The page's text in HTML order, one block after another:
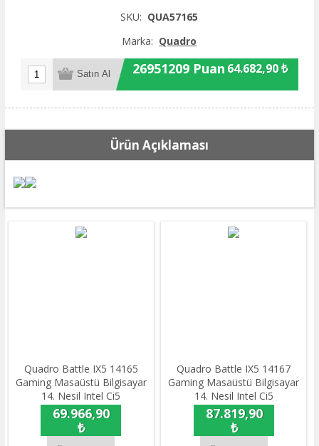
SKU: QUA57165
Marka: Quadro
26951209 Puan 64.682,90 ₺
Ürün Açıklaması
Quadro Battle IX5 14165
Gaming Masaüstü Bilgisayar
14. Nesil Intel Ci5
14400F/16gb DDR5 / 512GB
NVME M.2 SSD / 8GB Nvidia
RTX5060 / Freedos
69.966,90
₺
Quadro Battle IX5 14167
Gaming Masaüstü Bilgisayar
14. Nesil Intel Ci5
14400F/16gb DDR5/512GB
NVME M.2 SSD /16GB Nvidia
RTX5060Ti / Freedos
87.819,90
₺